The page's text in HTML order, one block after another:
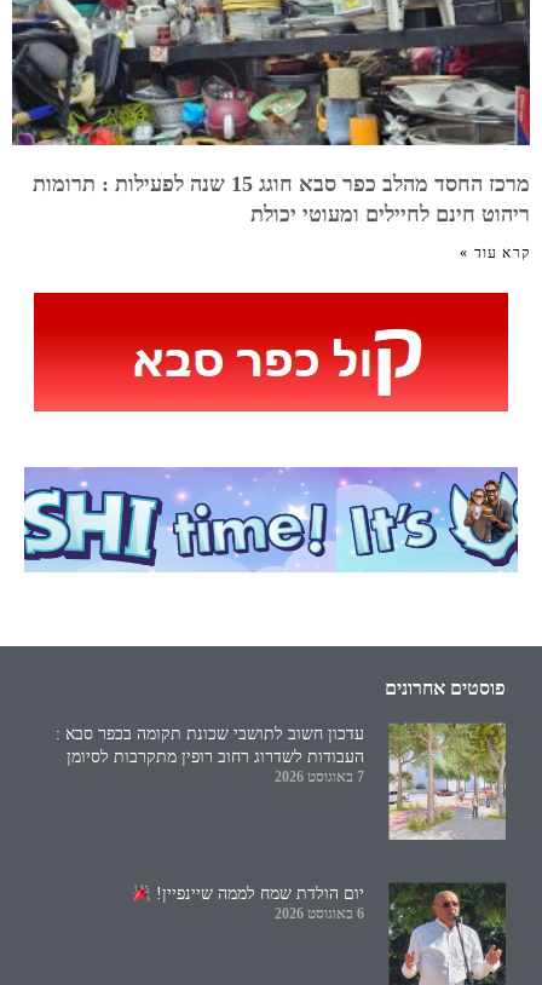
מרכז החסד מהלב כפר סבא חוגג 15 שנה לפעילות : תרומות
ריהוט חינם לחיילים ומעוטי יכולת
קרא עוד »
פוסטים אחרונים
עדכון חשוב לתושבי שכונת תקומה בכפר סבא :
העבודות לשדרוג רחוב רופין מתקרבות לסיומן
7 באוגוסט 2026
יום הולדת שמח לממה שיינפיין!
6 באוגוסט 2026